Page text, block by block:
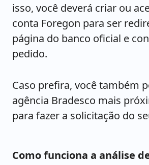
isso, você deverá criar ou
conta Foregon para ser
página do banco oficial e
pedido.
Caso prefira, você também
agência Bradesco mais
para fazer a solicitação do
Como funciona a análise